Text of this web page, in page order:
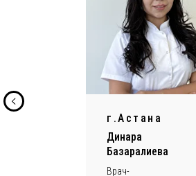
г.Астана
Динара
Базаралиева
Врач-
Коктейль распределяется в дерме, стимулирует